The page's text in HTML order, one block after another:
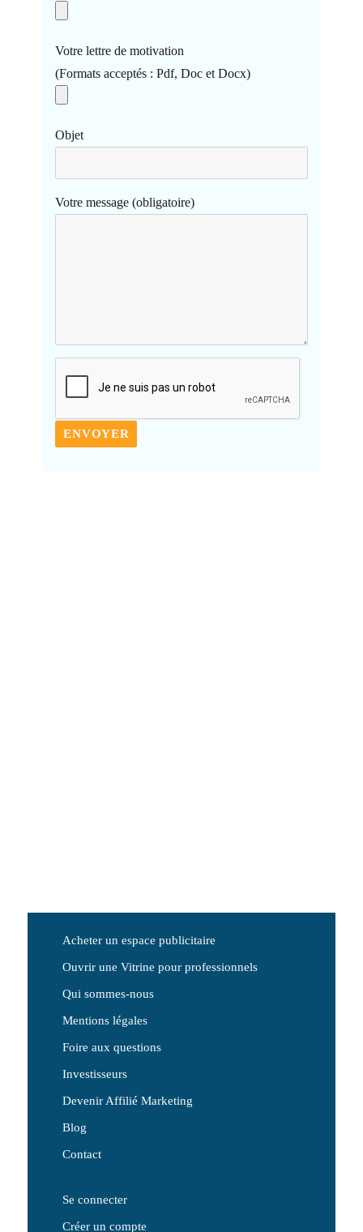
Votre lettre de motivation
(Formats acceptés : Pdf, Doc et Docx)
Objet
Votre message (obligatoire)
Acheter un espace publicitaire
Ouvrir une Vitrine pour professionnels
Qui sommes-nous
Mentions légales
Foire aux questions
Investisseurs
Devenir Affilié Marketing
Blog
Contact
Se connecter
Créer un compte